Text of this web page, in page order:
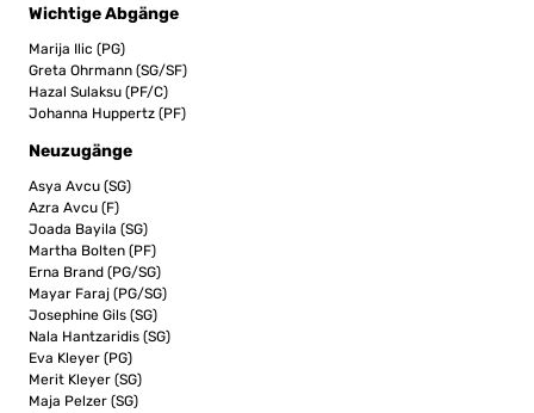
Wichtige Abgänge
Marija Ilic (PG)
Greta Ohrmann (SG/SF)
Hazal Sulaksu (PF/C)
Johanna Huppertz (PF)
Neuzugänge
Asya Avcu (SG)
Azra Avcu (F)
Joada Bayila (SG)
Martha Bolten (PF)
Erna Brand (PG/SG)
Mayar Faraj (PG/SG)
Josephine Gils (SG)
Nala Hantzaridis (SG)
Eva Kleyer (PG)
Merit Kleyer (SG)
Maja Pelzer (SG)